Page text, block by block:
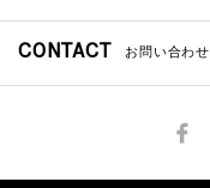
CONTACT お問い合わせ